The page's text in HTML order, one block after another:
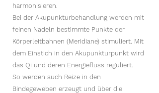
harmonisieren.
Bei der Akupunkturbehandlung werden mit
feinen Nadeln bestimmte Punkte der
Körperleitbahnen (Meridiane) stimuliert. Mit
dem Einstich in den Akupunkturpunkt wird
das Qi und deren Energiefluss reguliert.
So werden auch Reize in den
Bindegeweben erzeugt und über die